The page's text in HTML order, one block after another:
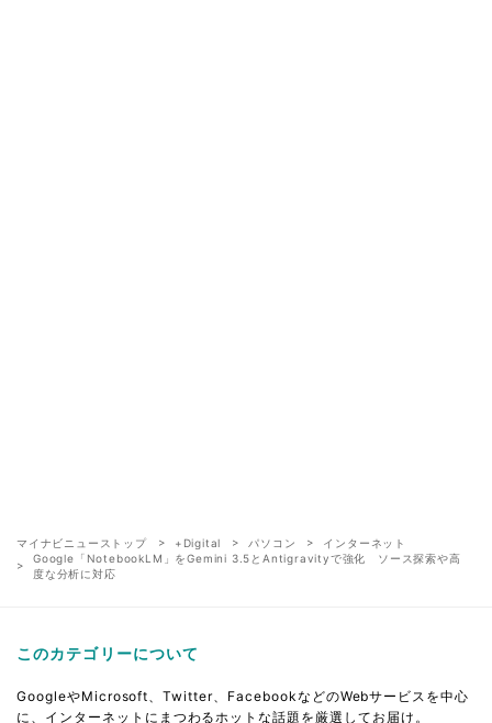
マイナビニューストップ +Digital パソコン
インターネット
Google「NotebookLM」をGemini 3.5とAntigravityで強化 ソース探索や高
度な分析に対応
このカテゴリーについて
GoogleやMicrosoft、Twitter、FacebookなどのWebサービスを中心
に、インターネットにまつわるホットな話題を厳選してお届け。